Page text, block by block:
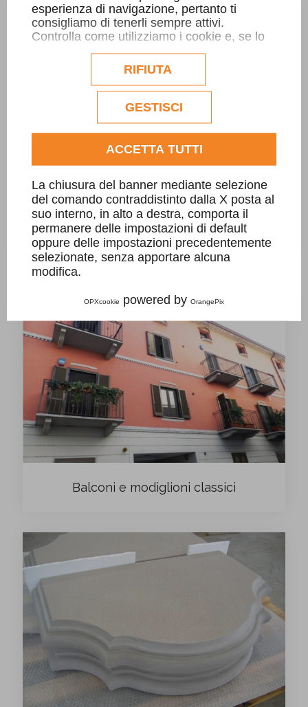
esperienza di navigazione, pertanto ti
consigliamo di tenerli sempre attivi.
Controlla come utilizziamo i cookie e, se lo
desideri, personalizzane la configurazione.
Eventuali cookie di profilazione o
commerciali verranno utilizzati
esclusivamente previa acquisizione del
consenso dell'utente.
Consulta l'informativa cookie completa.
RIFIUTA
GESTISCI
ACCETTA TUTTI
La chiusura del banner mediante selezione
del comando contraddistinto dalla X posta al
suo interno, in alto a destra, comporta il
permanere delle impostazioni di default
oppure delle impostazioni precedentemente
selezionate, senza apportare alcuna
modifica.
OPXcookie powered by OrangePix
Balconi e modiglioni in Verde Jaco
Balconi e modiglioni classici